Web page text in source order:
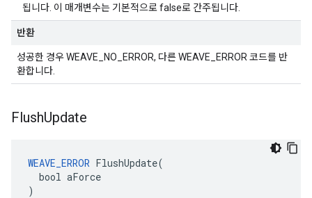
됩니다. 이 매개변수는 기본적으로 false로 간주됩니다.
반환
성공한 경우 WEAVE_NO_ERROR, 다른 WEAVE_ERROR 코드를 반
환합니다.
FlushUpdate
WEAVE_ERROR FlushUpdate(
  bool aForce
)